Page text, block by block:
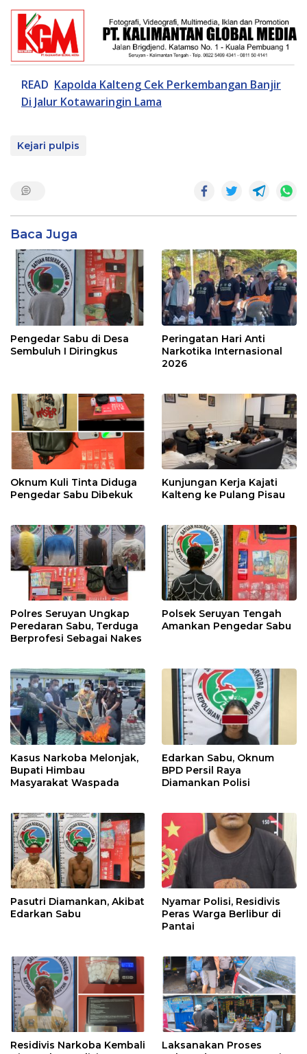
READ Kapolda Kalteng Cek Perkembangan Banjir
Di Jalur Kotawaringin Lama
Kejari pulpis
Baca Juga
Pengedar Sabu di Desa
Sembuluh I Diringkus
Peringatan Hari Anti
Narkotika Internasional
2026
Oknum Kuli Tinta Diduga
Pengedar Sabu Dibekuk
Kunjungan Kerja Kajati
Kalteng ke Pulang Pisau
Polres Seruyan Ungkap
Peredaran Sabu, Terduga
Berprofesi Sebagai Nakes
Polsek Seruyan Tengah
Amankan Pengedar Sabu
Kasus Narkoba Melonjak,
Bupati Himbau
Masyarakat Waspada
Edarkan Sabu, Oknum
BPD Persil Raya
Diamankan Polisi
Pasutri Diamankan, Akibat
Edarkan Sabu
Nyamar Polisi, Residivis
Peras Warga Berlibur di
Pantai
Residivis Narkoba Kembali
Laksanakan Proses